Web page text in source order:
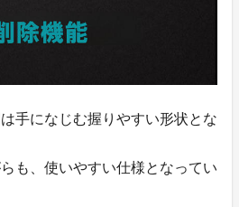
手になじむ握りやすい形状とな
も、使いやすい仕様となってい